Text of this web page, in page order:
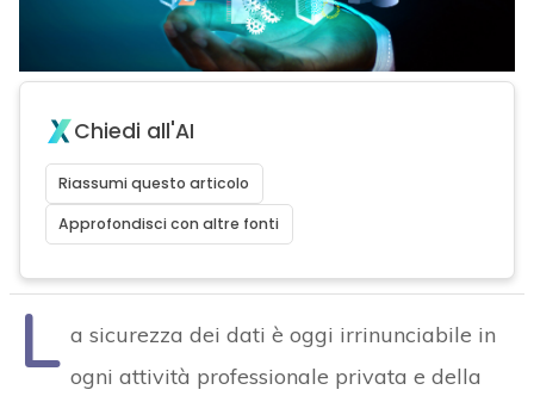
Chiedi all'AI
Riassumi questo articolo
Approfondisci con altre fonti
L a sicurezza dei dati è oggi irrinunciabile in
ogni attività professionale privata e della